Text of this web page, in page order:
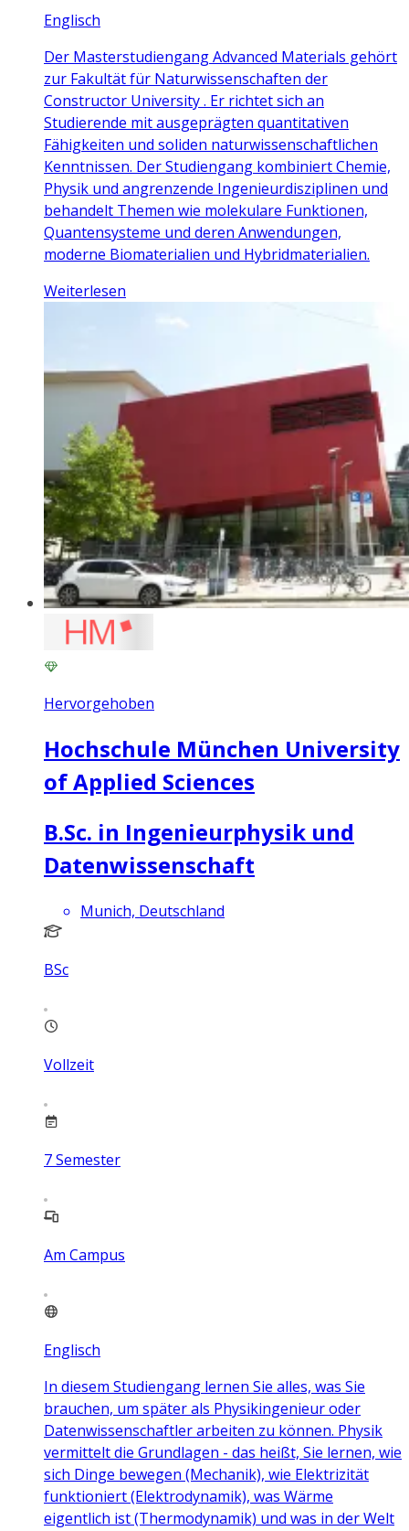
Englisch
Der Masterstudiengang Advanced Materials gehört
zur Fakultät für Naturwissenschaften der
Constructor University . Er richtet sich an
Studierende mit ausgeprägten quantitativen
Fähigkeiten und soliden naturwissenschaftlichen
Kenntnissen. Der Studiengang kombiniert Chemie,
Physik und angrenzende Ingenieurdisziplinen und
behandelt Themen wie molekulare Funktionen,
Quantensysteme und deren Anwendungen,
moderne Biomaterialien und Hybridmaterialien.
Weiterlesen
Hervorgehoben
Hochschule München University
of Applied Sciences
B.Sc. in Ingenieurphysik und
Datenwissenschaft
Munich, Deutschland
BSc
Vollzeit
7Semester
Am Campus
Englisch
In diesem Studiengang lernen Sie alles, was Sie
brauchen, um später als Physikingenieur oder
Datenwissenschaftler arbeiten zu können. Physik
vermittelt die Grundlagen - das heißt, Sie lernen, wie
sich Dinge bewegen (Mechanik), wie Elektrizität
funktioniert (Elektrodynamik), was Wärme
eigentlich ist (Thermodynamik) und was in der Welt